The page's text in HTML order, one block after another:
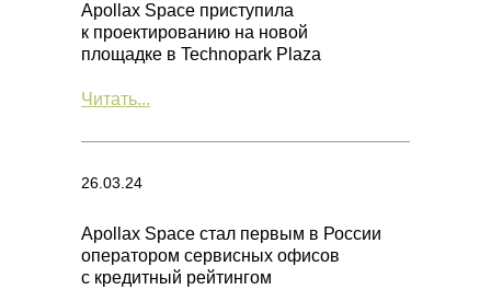
Apollax Space приступила
к проектированию на новой
площадке в Technopark Plaza
Читать...
26.03.24
Apollax Space стал первым в России
оператором сервисных офисов
с кредитный рейтингом